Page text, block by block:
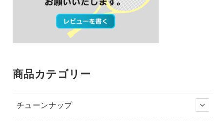
商品カテゴリー
チューンナップ